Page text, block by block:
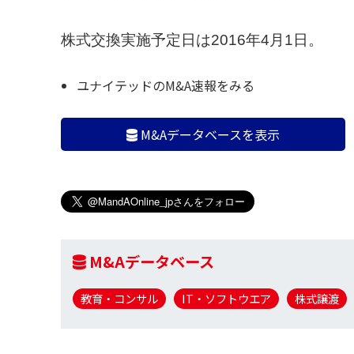
株式交換実施予定日は2016年4月1日。
ユナイテッドのM&A速報をみる
M&Aデータベースを表示
M&Aデータベース
教育・コンサル IT・ソフトウエア 株式譲渡